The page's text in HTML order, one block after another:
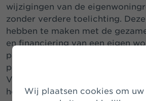
Wij plaatsen cookies om uw bezoek op
wijzigingen van de
zonder verdere toelichting.
hebben te maken met de
en financiering van een eigen
partners en op het overlijden van
partners.
Voor de overdrachtsbelasting is
herformulering van de